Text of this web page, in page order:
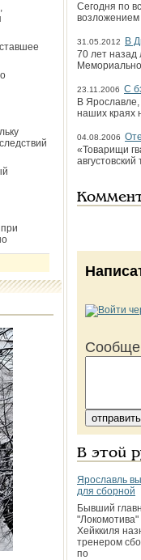
Сегодня по
возложением
31.05.2012
В
70 лет назад
23.11.2006 С
В Ярославле,
наших краях
04.08.2006
«Товарищи
В этой
Ярославль
для сборной
Бывший
Хейккиля
тренером
по